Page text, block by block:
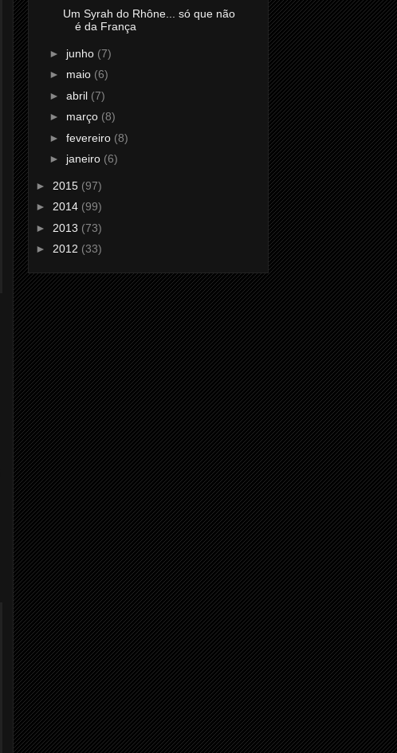
Um Syrah do Rhône... só que não
é da França
► junho (7)
► maio (6)
► abril (7)
► março (8)
► fevereiro (8)
► janeiro (6)
► 2015 (97)
► 2014 (99)
► 2013 (73)
► 2012 (33)